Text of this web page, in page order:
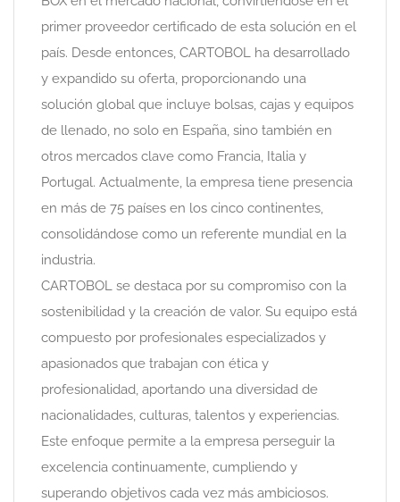
primer proveedor certificado de esta solución en el
país. Desde entonces, CARTOBOL ha desarrollado
y expandido su oferta, proporcionando una
solución global que incluye bolsas, cajas y equipos
de llenado, no solo en España, sino también en
otros mercados clave como Francia, Italia y
Portugal. Actualmente, la empresa tiene presencia
en más de 75 países en los cinco continentes,
consolidándose como un referente mundial en la
industria.
CARTOBOL se destaca por su compromiso con la
sostenibilidad y la creación de valor. Su equipo está
compuesto por profesionales especializados y
apasionados que trabajan con ética y
profesionalidad, aportando una diversidad de
nacionalidades, culturas, talentos y experiencias.
Este enfoque permite a la empresa perseguir la
excelencia continuamente, cumpliendo y
superando objetivos cada vez más ambiciosos.